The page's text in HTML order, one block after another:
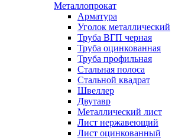
Металлопрокат
Арматура
Уголок металлический
Труба ВГП черная
Труба оцинкованная
Труба профильная
Стальная полоса
Стальной квадрат
Швеллер
Двутавр
Металлический лист
Лист нержавеющий
Лист оцинкованный